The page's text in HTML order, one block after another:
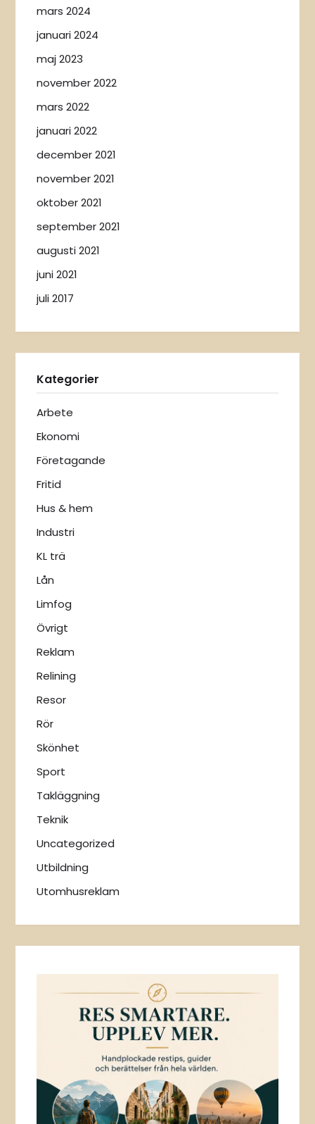
mars 2024
januari 2024
maj 2023
november 2022
mars 2022
januari 2022
december 2021
november 2021
oktober 2021
september 2021
augusti 2021
juni 2021
juli 2017
Kategorier
Arbete
Ekonomi
Företagande
Fritid
Hus & hem
Industri
KL trä
Lån
Limfog
Övrigt
Reklam
Relining
Resor
Rör
Skönhet
Sport
Takläggning
Teknik
Uncategorized
Utbildning
Utomhusreklam